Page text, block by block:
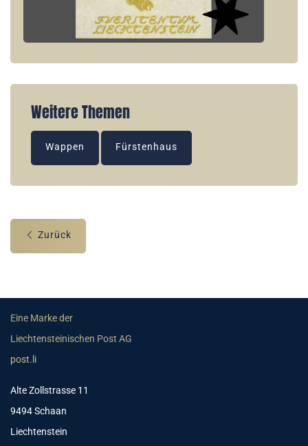
Weitere Themen
Wappen Fürstenhaus
Zurück
Eine Marke der
Liechtensteinischen Post AG
post.li
Alte Zollstrasse 11
9494 Schaan
Liechtenstein